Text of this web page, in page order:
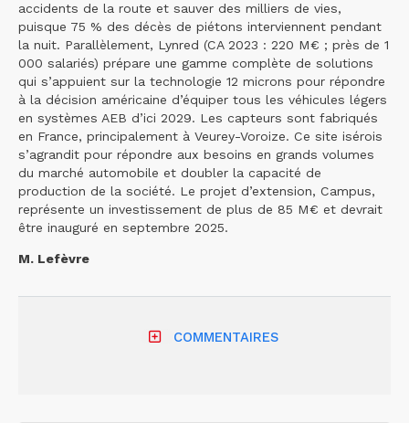
accidents de la route et sauver des milliers de vies,
puisque 75 % des décès de piétons interviennent pendant
la nuit. Parallèlement, Lynred (CA 2023 : 220 M€ ; près de 1
000 salariés) prépare une gamme complète de solutions
qui s’appuient sur la technologie 12 microns pour répondre
à la décision américaine d’équiper tous les véhicules légers
en systèmes AEB d’ici 2029. Les capteurs sont fabriqués
en France, principalement à Veurey-Voroize. Ce site isérois
s’agrandit pour répondre aux besoins en grands volumes
du marché automobile et doubler la capacité de
production de la société. Le projet d’extension, Campus,
représente un investissement de plus de 85 M€ et devrait
être inauguré en septembre 2025.
M. Lefèvre
COMMENTAIRES